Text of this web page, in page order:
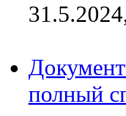
полный